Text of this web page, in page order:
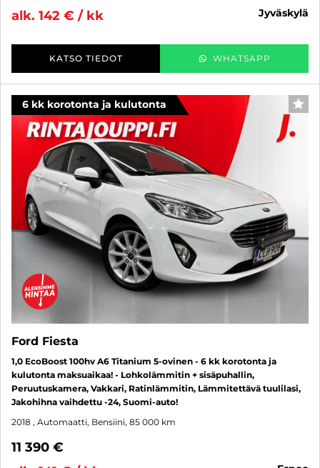
alk. 142 € / kk
jyväskylä
KATSO TIEDOT WHATSAPP
6 kk korotonta ja kulutonta
Ford Fiesta
1,0 EcoBoost 100hv A6 Titanium 5-ovinen - 6 kk korotonta ja
kulutonta maksuaikaa! - Lohkolämmitin + sisäpuhallin,
Peruutuskamera, Vakkari, Ratinlämmitin, Lämmitettävä tuulilasi,
Jakohihna vaihdettu -24, Suomi-auto!
2018 , Automaatti, Bensiini, 85 000 km
11 390 €